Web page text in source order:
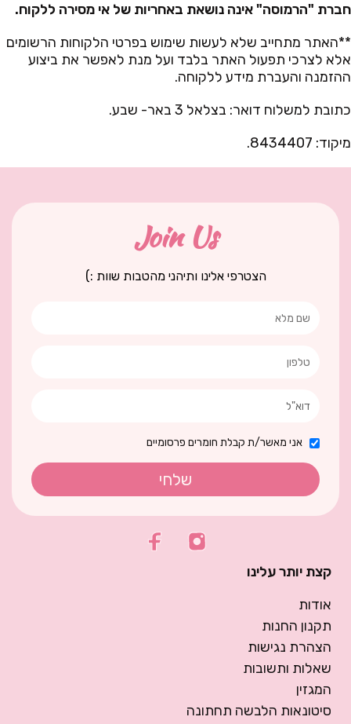
חברת "הרמוסה" אינה נושאת באחריות של אי מסירה ללקוח.
**האתר מתחייב שלא לעשות שימוש בפרטי הלקוחות הרשומים
אלא לצרכי תפעול האתר בלבד ועל מנת לאפשר את ביצוע
ההזמנה והעברת מידע ללקוחה.
כתובת למשלוח דואר: בצלאל 3 באר- שבע.
מיקוד: 8434407.
Join Us
הצטרפי אלינו ותיהני מהטבות שוות :)
אני מאשר/ת קבלת חומרים פרסומיים
שלחי
קצת יותר עלינו
אודות
תקנון החנות
הצהרת נגישות
שאלות ותשובות
המגזין
סיטונאות הלבשה תחתונה